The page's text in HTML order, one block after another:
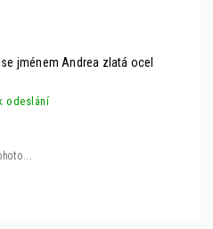
jménem Andrea zlatá ocel
odeslání